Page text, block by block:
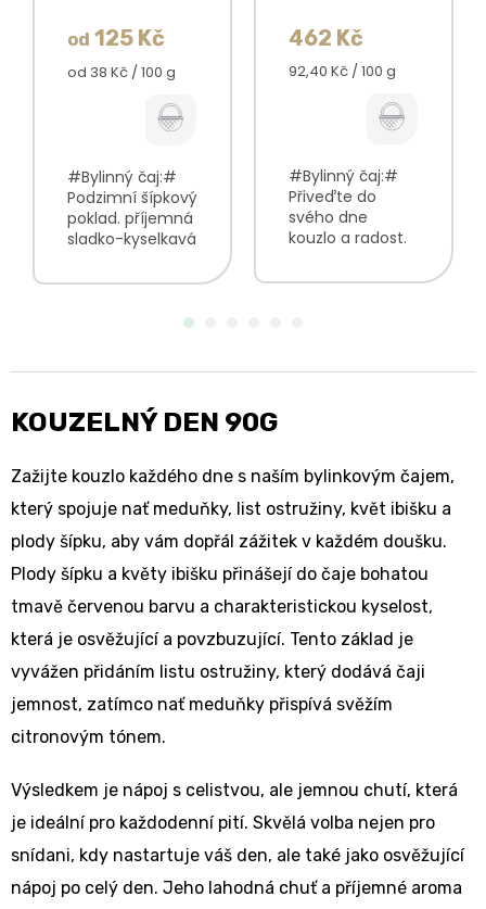
od 125 Kč
Měrná
od 38 Kč / 100 g
#Bylinný čaj:#
Podzimní šípkový
poklad. příjemná
sladko-kyselkavá
zdroj vitamínu C
narůžovělý nálev
462 Kč
Měrná
92,40 Kč / 100 g
#Bylinný čaj:#
Přiveďte do
svého dne
kouzlo a radost.
bylinkových
KOUZELNÝ DEN 90G
Zažijte kouzlo každého dne s naším bylinkovým čajem,
který spojuje nať meduňky, list ostružiny, květ ibišku a
plody šípku, aby vám dopřál zážitek v každém doušku.
Plody šípku a květy ibišku přinášejí do čaje bohatou
tmavě červenou barvu a charakteristickou kyselost,
která je osvěžující a povzbuzující. Tento základ je
vyvážen přidáním listu ostružiny, který dodává čaji
jemnost, zatímco nať meduňky přispívá svěžím
citronovým tónem.
Výsledkem je nápoj s celistvou, ale jemnou chutí, která
je ideální pro každodenní pití. Skvělá volba nejen pro
snídani, kdy nastartuje váš den, ale také jako osvěžující
nápoj po celý den. Jeho lahodná chuť a příjemné aroma